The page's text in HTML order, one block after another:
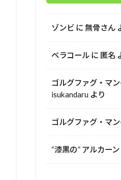
ゾンビ に 無骨さん
ベラコール に 匿名
ゴルグファグ・マ
isukandaru より
ゴルグファグ・マ
“漆黒の” アルカーン